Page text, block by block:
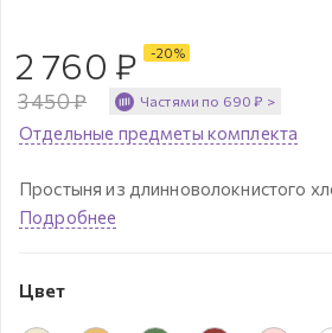
2 760 ₽
3 450₽
-20%
Частями по 690 ₽ >
Отдельные предметы комплекта
Простыня из длинноволокнистого
Подробнее
Цвет